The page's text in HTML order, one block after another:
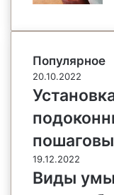
Популярное
20.10.2022
19.12.2022
Виды